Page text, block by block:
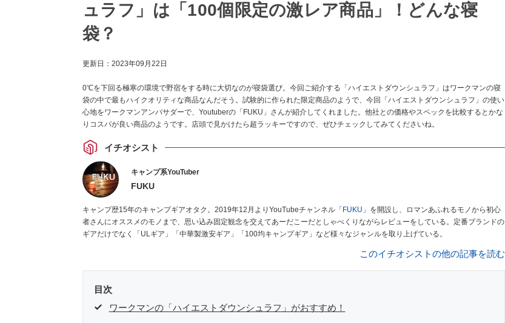
ュラフ」は「100個限定の激レア商品」！どんな寝
袋？
更新日： 2023年09月22日
0℃を下回る極寒の環境で野宿をする時に大切なのが寝袋選び。今回ご紹介する「ハイエストダウンシュラフ」はワークマンの寝
袋の中で最もハイクオリティな商品なんだそう。試験的に作られた限定商品のようで、今回「ハイエストダウンシュラフ」の使い
心地をワークマンアンバサダーで、Youtuberの「FUKU」さんが紹介してくれました。他社との価格やスペックを比較するとかな
りコスパが良い商品のようです。店頭で見かけたら超ラッキーですので、ぜひチェックしてみてくださいね。
イチオシスト
キャンプ系YouTuber
FUKU
キャンプ歴15年のキャンプギアオタク。2019年12月よりYouTubeチャンネル「 FUKU 」を開設し、ロマンあふれるモノから初心
者さんにオススメのモノまで、思い込み固定観念を交えてあーだこーだとしゃべくりながらレビューをしている。定番ブランドの
ギアだけでなく「ULギア」「中華製激安ギア」「100均キャンプギア」など様々なジャンルを取り上げている。
このイチオシストの他の記事を読む
目次
ワークマンの「ハイエストダウンシュラフ」がおすすめ！